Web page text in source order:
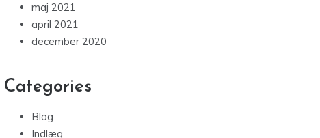
Indlæg